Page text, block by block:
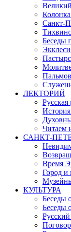
Колонка
Санкт-
Беседы
ЛЕКТОРИЙ
История
Читаем
САНКТ-
Время
Город и
КУЛЬТУРА
Беседы
Беседы